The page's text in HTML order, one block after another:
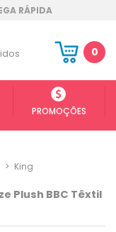
RÁPIDA
0
PROMOÇÕES
> King
Plush BBC Têxtil